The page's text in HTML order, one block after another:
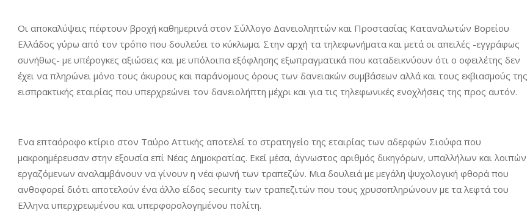
Οι αποκαλύψεις πέφτουν βροχή καθημερινά στον Σύλλογο Δανειοληπτών και Προστασίας Καταναλωτών Βορείου
Ελλάδος γύρω από τον τρόπο που δουλεύει το κύκλωμα. Στην αρχή τα τηλεφωνήματα και μετά οι απειλές -εγγράφως
συνήθως- με υπέρογκες αξιώσεις και με υπόλοιπα εξόφλησης εξωπραγματικά που καταδεικνύουν ότι ο οφειλέτης δεν
έχει να πληρώνει μόνο τους άκυρους και παράνομους όρους των δανειακών συμβάσεων αλλά και τους εκβιασμούς της
εισπρακτικής εταιρίας που υπερχρεώνει τον δανειολήπτη μέχρι και για τις τηλεφωνικές ενοχλήσεις της προς αυτόν.
Ενα επταόροφο κτίριο στον Ταύρο Αττικής αποτελεί το στρατηγείο της εταιρίας των αδερφών Σιούφα που
μακροημέρευσαν στην εξουσία επί Νέας Δημοκρατίας. Εκεί μέσα, άγνωστος αριθμός δικηγόρων, υπαλλήλων και λοιπών
εργαζόμενων αναλαμβάνουν να γίνουν η νέα φωνή των τραπεζών. Μια δουλειά με μεγάλη ψυχολογική φθορά που
ανθοφορεί διότι αποτελούν ένα άλλο είδος security των τραπεζιτών που τους χρυσοπληρώνουν με τα λεφτά του
Ελληνα υπερχρεωμένου και υπερφορολογημένου πολίτη.